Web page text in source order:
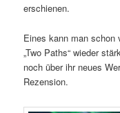
erschienen.
Eines kann man schon
„Two Paths“ wieder
noch über ihr neues
Rezension.